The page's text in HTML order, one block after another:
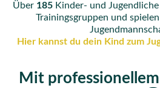
Über 185 Kinder- und
Trainingsgruppen und
Hier kannst du dein Kind zum
Mit